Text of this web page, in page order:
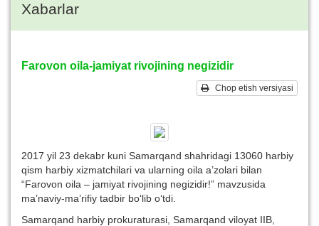
Xabarlar
Farovon oila-jamiyat rivojining negizidir
Chop etish versiyasi
2017 yil 23 dekabr kuni Samarqand shahridagi 13060 harbiy
qism harbiy xizmatchilari va ularning oila a’zolari bilan
“Farovon oila – jamiyat rivojining negizidir!” mavzusida
ma’naviy-ma’rifiy tadbir bo‘lib o‘tdi.
Samarqand harbiy prokuraturasi, Samarqand viloyat IIB,